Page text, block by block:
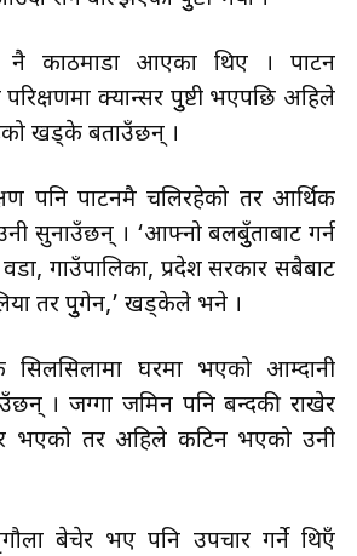
काठमाडौँ आएका थिए । पाटन
क्यान्सर पुुष्टी भएपछि अहिले
खड्के बताउँछन् ।
पनि पाटनमै चलिरहेको तर आर्थिक
सुनाउँछन् । ‘आफ्नो बलबुुँताबाट गर्न
गाउँपालिका, प्रदेश सरकार सबैबाट
तर पुुगेन,’ खड्केले भने ।
सिलसिलामा घरमा भएको आम्दानी
। जग्गा जमिन पनि बन्दकी राखेर
भएको तर अहिले कटिन भएको उनी
बेचेर भए पनि उपचार गर्ने थिएँ